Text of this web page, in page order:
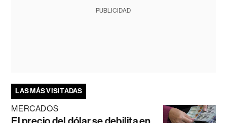
PUBLICIDAD
LAS MÁS VISITADAS
MERCADOS